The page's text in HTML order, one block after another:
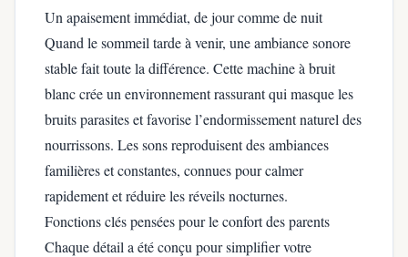
Un apaisement immédiat, de jour comme de nuit
Quand le sommeil tarde à venir, une ambiance sonore
stable fait toute la différence. Cette machine à bruit
blanc crée un environnement rassurant qui masque les
bruits parasites et favorise l’endormissement naturel des
nourrissons. Les sons reproduisent des ambiances
familières et constantes, connues pour calmer
rapidement et réduire les réveils nocturnes.
Fonctions clés pensées pour le confort des parents
Chaque détail a été conçu pour simplifier votre